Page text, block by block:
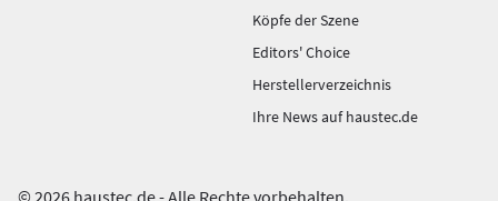
Köpfe der Szene
Editors' Choice
Herstellerverzeichnis
Ihre News auf haustec.de